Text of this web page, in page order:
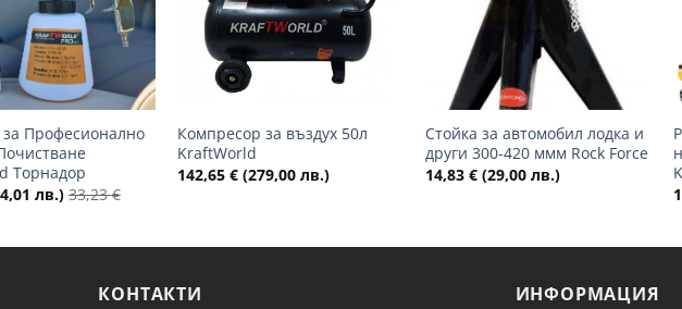
за Професионално
Торнадор
лв.) 33,23€
Компресор за въздух 50л
KraftWorld
142,65 € (279,00 лв.)
+
Стойка за автомобил лодка и
други 300-420 ммм Rock Force
14,83 € (29,00 лв.)
КОНТАКТИ ИНФОРМАЦИЯ